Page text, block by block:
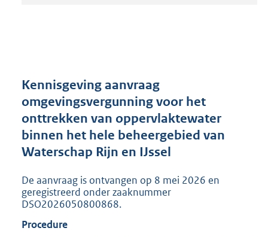
r
o
t
t
e
:
0
5
Kennisgeving aanvraag
omgevingsvergunning voor het
onttrekken van oppervlaktewater
binnen het hele beheergebied van
Waterschap Rijn en IJssel
De aanvraag is ontvangen op 8 mei 2026 en
geregistreerd onder zaaknummer
DSO2026050800868.
Procedure